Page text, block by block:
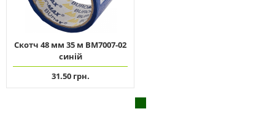
Скотч 48 мм 35 м ВМ7007-02
синій
31.50 грн.